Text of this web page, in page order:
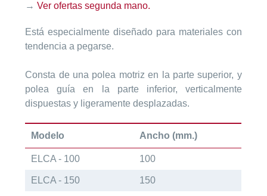
→Ver ofertas segunda mano.
Está especialmente diseñado para materiales con
tendencia a pegarse.
Consta de una polea motriz en la parte superior, y
polea guía en la parte inferior, verticalmente
dispuestas y ligeramente desplazadas.
Modelo Ancho (mm.)
ELCA - 100 100
ELCA - 150 150